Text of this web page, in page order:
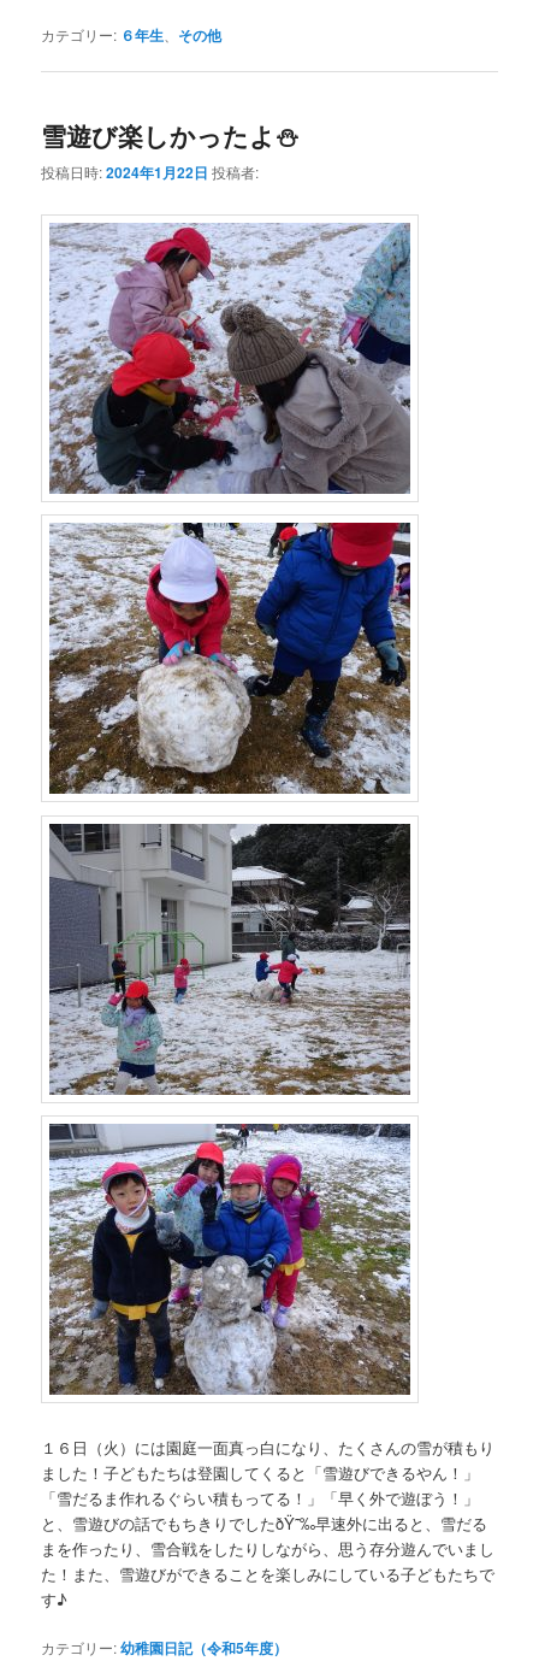
カテゴリー: ６年生 その他
雪遊び楽しかったよ⛄
投稿日時:2024年1月22日 投稿者:
１６日（火）には園庭一面真っ白になり、たくさんの雪が積もり
ました！子どもたちは登園してくると「雪遊びできるやん！」
「雪だるま作れるぐらい積もってる！」「早く外で遊ぼう！」
と、雪遊びの話でもちきりでしたðŸ˜‰早速外に出ると、雪だる
まを作ったり、雪合戦をしたりしながら、思う存分遊んでいまし
た！また、雪遊びができることを楽しみにしている子どもたちで
す♪
カテゴリー:幼稚園日記（令和5年度）